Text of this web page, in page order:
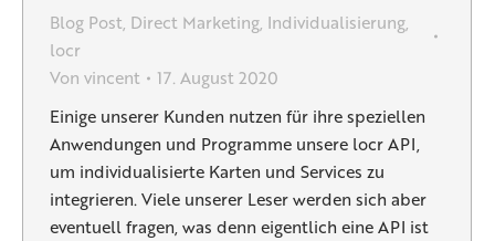
Blog Post, Direct Marketing, Individualisierung,
locr
Von vincent
17. August 2020
Einige unserer Kunden nutzen für ihre speziellen
Anwendungen und Programme unsere locr API,
um individualisierte Karten und Services zu
integrieren. Viele unserer Leser werden sich aber
eventuell fragen, was denn eigentlich eine API ist